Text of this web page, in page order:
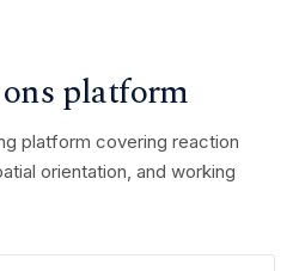
platform
platform covering reaction
orientation, and working